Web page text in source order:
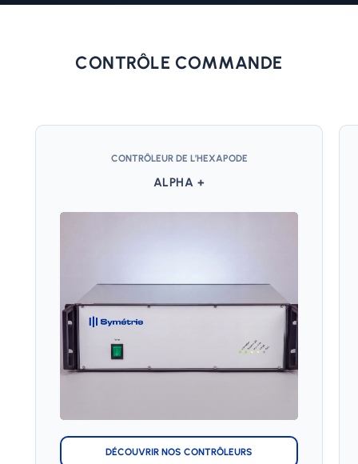
CONTRÔLE COMMANDE
CONTRÔLEUR DE L’HEXAPODE
ALPHA +
DÉCOUVRIR NOS CONTRÔLEURS